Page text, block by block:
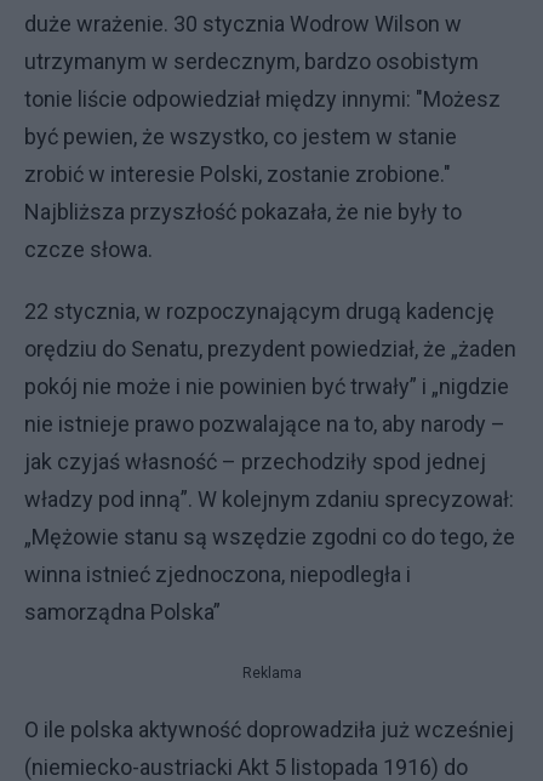
duże wrażenie. 30 stycznia Wodrow Wilson w
utrzymanym w serdecznym, bardzo osobistym
tonie liście odpowiedział między innymi: "Możesz
być pewien, że wszystko, co jestem w stanie
zrobić w interesie Polski, zostanie zrobione."
Najbliższa przyszłość pokazała, że nie były to
czcze słowa.
22 stycznia, w rozpoczynającym drugą kadencję
orędziu do Senatu, prezydent powiedział, że „żaden
pokój nie może i nie powinien być trwały” i „nigdzie
nie istnieje prawo pozwalające na to, aby narody –
jak czyjaś własność – przechodziły spod jednej
władzy pod inną”. W kolejnym zdaniu sprecyzował:
„Mężowie stanu są wszędzie zgodni co do tego, że
winna istnieć zjednoczona, niepodległa i
samorządna Polska”
Reklama
O ile polska aktywność doprowadziła już wcześniej
(niemiecko-austriacki Akt 5 listopada 1916) do